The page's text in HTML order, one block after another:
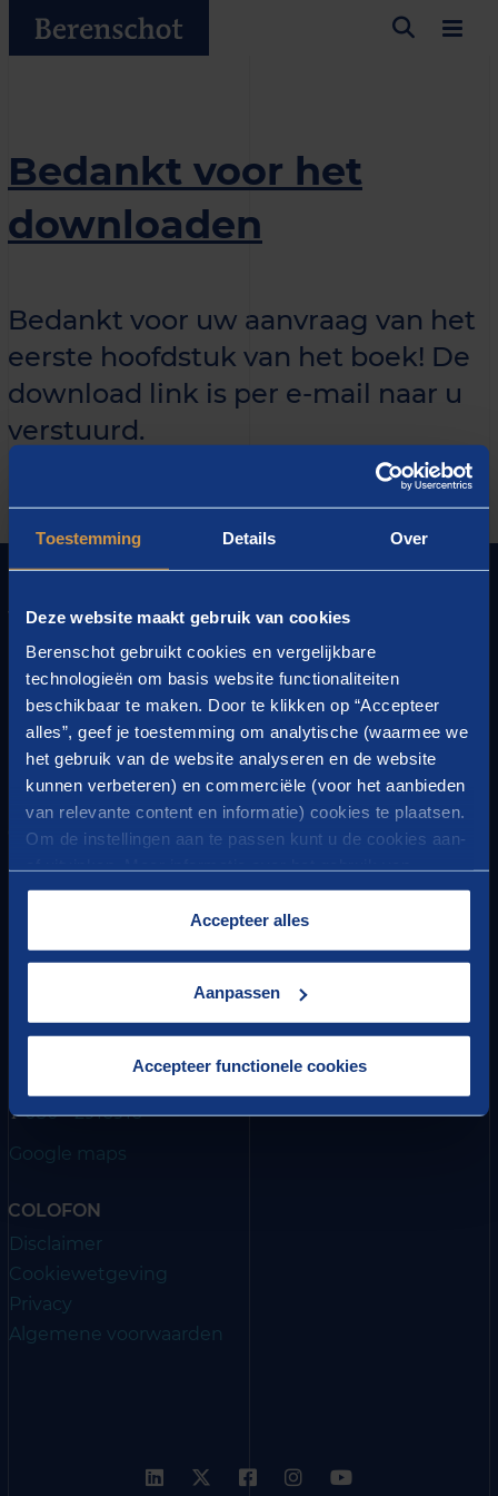
Toestemming Details Over
Deze website maakt gebruik van cookies
Berenschot gebruikt cookies en vergelijkbare
technologieën om basis website functionaliteiten
beschikbaar te maken. Door te klikken op “Accepteer
alles”, geef je toestemming om analytische (waarmee we
het gebruik van de website analyseren en de website
kunnen verbeteren) en commerciële (voor het aanbieden
van relevante content en informatie) cookies te plaatsen.
Om de instellingen aan te passen kunt u de cookies aan-
cookies op onze website treft u in onze
Accepteer alles
Aanpassen
Accepteer functionele cookies
Bedankt voor het
downloaden
Bedankt voor uw aanvraag van het
eerste hoofdstuk van het boek! De
download link is per e-mail naar u
verstuurd.
VOORUITGANG
HET BESTE VAN BERENSCHOT
Ontvang vier keer per jaar onze nieuwsbrief met de
nieuwste inzichten en vacatures.
Meld u aan voor de nieuwsbrief.
CONTACT
Vragen of opmerkingen?
Of wilt u meer weten over onze activiteiten?
Neem dan contact met ons op.
Berenschot Groep B.V.
T030 - 2916916
Google maps
COLOFON
Disclaimer
Cookiewetgeving
Privacy
Algemene voorwaarden